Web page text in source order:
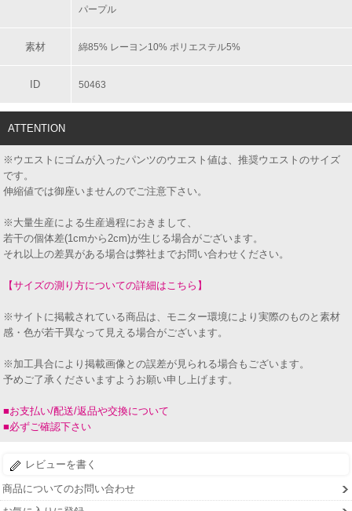
パープル
素材 綿85% レーヨン10% ポリエステル5%
ID 50463
ATTENTION
※ウエストにゴムが入ったパンツのウエスト値は、推奨ウエストのサイズ
です。
伸縮値では御座いませんのでご注意下さい。
※大量生産による生産過程におきまして、
若干の個体差(1cmから2cm)が生じる場合がございます。
それ以上の差異がある場合は弊社までお問い合わせください。
【サイズの測り方についての詳細はこちら】
※サイトに掲載されている商品は、モニター環境により実際のものと素材
感・色が若干異なって見える場合がございます。
※加工具合により掲載画像との誤差が見られる場合もございます。
予めご了承くださいますようお願い申し上げます。
■お支払い/配送/返品や交換について
■必ずご確認下さい
レビューを書く
商品についてのお問い合わせ